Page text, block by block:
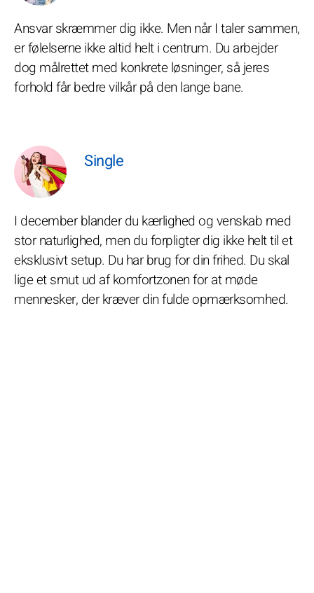
Ansvar skræmmer dig ikke. Men når I taler sammen,
er følelserne ikke altid helt i centrum. Du arbejder
dog målrettet med konkrete løsninger, så jeres
forhold får bedre vilkår på den lange bane.
Single
I december blander du kærlighed og venskab med
stor naturlighed, men du forpligter dig ikke helt til et
eksklusivt setup. Du har brug for din frihed. Du skal
lige et smut ud af komfortzonen for at møde
mennesker, der kræver din fulde opmærksomhed.